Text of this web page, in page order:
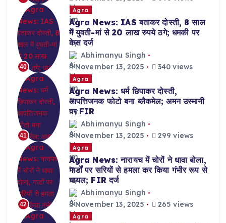
40
Agra
Agra News: IAS बताकर दोस्ती, 8 साल
में युवती-मां से 20 लाख रुपये ठगे; धमकी पर
केस दर्ज
Abhimanyu Singh
November 13, 2025
340 views
41
Agra
Agra News: धर्म छिपाकर दोस्ती,
आपत्तिजनक फोटो बना ब्लैकमेल; अमन उस्मानी
पर FIR
Abhimanyu Singh
November 13, 2025
299 views
42
Agra
Agra News: नारायच में चोरों ने धावा बोला,
गार्डों पर सरियों से हमला कर किया गंभीर रूप से
घायल; FIR दर्ज
Abhimanyu Singh
November 13, 2025
265 views
Agra